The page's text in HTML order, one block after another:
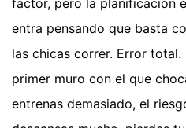
entra pensando que basta
las chicas correr. Error
primer muro con el que
entrenas demasiado, el